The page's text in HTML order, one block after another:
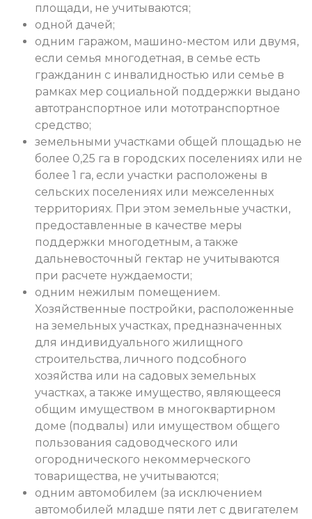
площади, не учитываются;
одной дачей;
одним гаражом, машино-местом или двумя,
если семья многодетная, в семье есть
гражданин с инвалидностью или семье в
рамках мер социальной поддержки выдано
автотранспортное или мототранспортное
средство;
земельными участками общей площадью не
более 0,25 га в городских поселениях или не
более 1 га, если участки расположены в
сельских поселениях или межселенных
территориях. При этом земельные участки,
предоставленные в качестве меры
поддержки многодетным, а также
дальневосточный гектар не учитываются
при расчете нуждаемости;
одним нежилым помещением.
Хозяйственные постройки, расположенные
на земельных участках, предназначенных
для индивидуального жилищного
строительства, личного подсобного
хозяйства или на садовых земельных
участках, а также имущество, являющееся
общим имуществом в многоквартирном
доме (подвалы) или имуществом общего
пользования садоводческого или
огороднического некоммерческого
товарищества, не учитываются;
одним автомобилем (за исключением
автомобилей младше пяти лет с двигателем